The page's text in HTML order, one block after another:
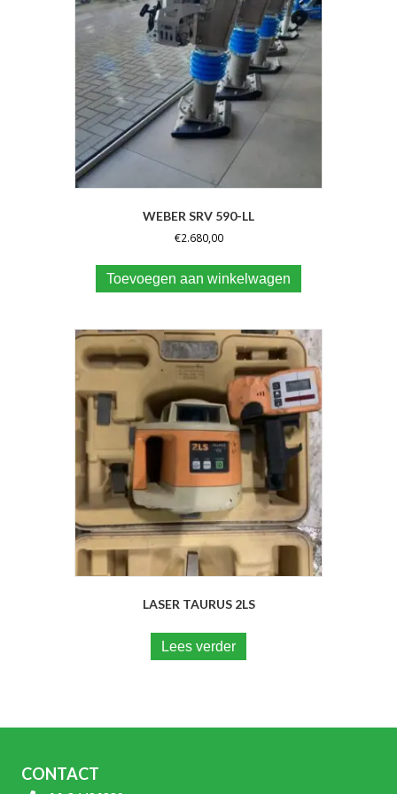
WEBER SRV 590-LL
€2.680,00
Toevoegen aan winkelwagen
LASER TAURUS 2LS
Lees verder
CONTACT